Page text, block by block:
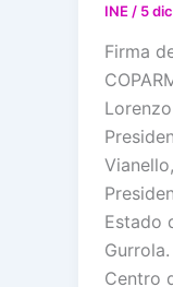
INE / 5
Firma
Estado
Centro